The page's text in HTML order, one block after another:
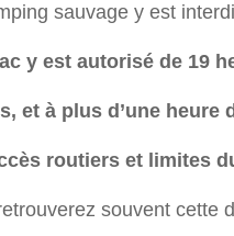
sauvage y est
y est autorisé de 19
et à plus d’une heure
routiers et limites
souvent cette